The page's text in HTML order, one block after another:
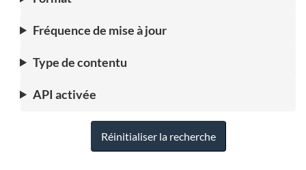
Fréquence de mise à jour
Type de contentu
API activée
Réinitialiser la recherche